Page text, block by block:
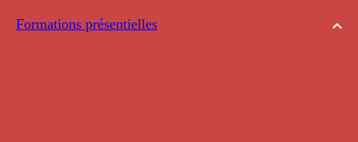
Formations présentielles